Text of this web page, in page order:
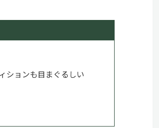
ションも目まぐるしい